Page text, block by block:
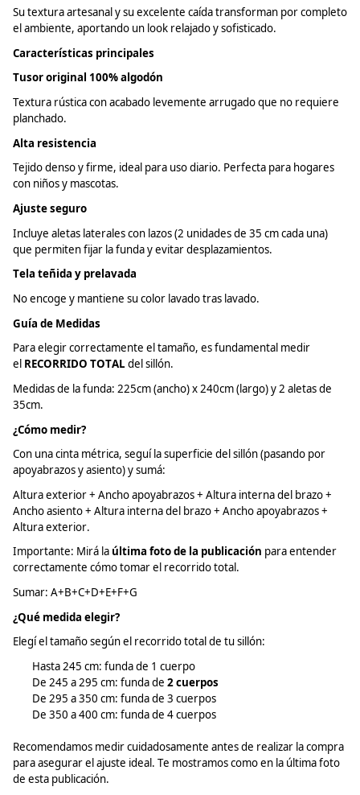
Su textura artesanal y su excelente caída transforman por completo
el ambiente, aportando un look relajado y sofisticado.
Características principales
Tusororiginal 100% algodón
Textura rústica con acabado levemente arrugado que no requiere
planchado.
Alta resistencia
Tejido denso y firme, ideal para uso diario. Perfecta para hogares
con niños y mascotas.
Ajuste seguro
Incluye aletas laterales con lazos (2 unidades de 35 cm cada una)
que permiten fijar la funda y evitar desplazamientos.
Tela teñida y prelavada
No encoge y mantiene su color lavado tras lavado.
Guía de Medidas
Para elegir correctamente el tamaño, es fundamental medir
el RECORRIDO TOTAL del sillón.
Medidas de la funda: 225cm (ancho) x 240cm (largo) y 2 aletas de
35cm.
¿Cómo medir?
Con una cinta métrica, seguí la superficie del sillón (pasando por
apoyabrazos y asiento) ysumá:
Altura exterior + Ancho apoyabrazos + Altura interna del brazo +
Ancho asiento + Altura interna del brazo + Ancho apoyabrazos +
Altura exterior.
Importante: Mirá la última foto de la publicación para entender
correctamente cómo tomar el recorrido total.
Sumar: A+B+C+D+E+F+G
¿Qué medida elegir?
Elegí el tamaño según el recorrido total de tu sillón:
Hasta 245 cm: funda de 1 cuerpo
De 245 a 295 cm: funda de 2 cuerpos
De 295 a 350 cm: funda de 3 cuerpos
De 350 a 400 cm: funda de 4 cuerpos
Recomendamos medir cuidadosamente antes de realizar la compra
para asegurar el ajuste ideal. Te mostramos como en la última foto
de esta publicación.